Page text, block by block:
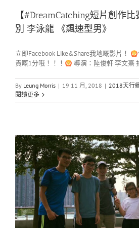
【#DreamCatching短片創作
別 李泳龍 《飆速型男》
立即Facebook Like&Share我地嘅影片！
貴嘅1分哦！！！
導演：陸俊軒 李文熹
By Leung Morris | 19 11 月, 2018 | 2018天行
閱讀更多